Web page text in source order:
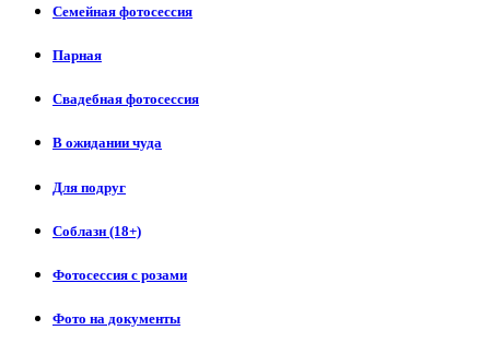
Семейная фотосессия
Парная
Свадебная фотосессия
В ожидании чуда
Для подруг
Соблазн (18+)
Фотосессия с розами
Фото на документы